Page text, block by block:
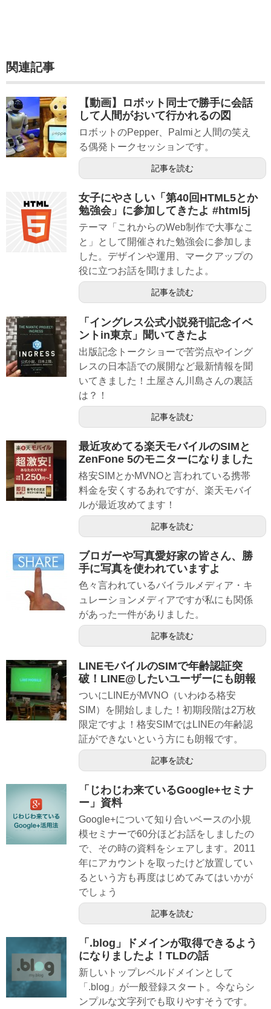
関連記事
【動画】ロボット同士で勝手に会話
して人間がおいて行かれるの図
ロボットのPepper、Palmiと人間の笑え
る偶発トークセッションです。
記事を読む
女子にやさしい「第40回HTML5とか
勉強会」に参加してきたよ #html5j
テーマ「これからのWeb制作で大事なこ
と」として開催された勉強会に参加しま
した。デザインや運用、マークアップの
役に立つお話を聞けましたよ。
記事を読む
「イングレス公式小説発刊記念イベ
ントin東京」聞いてきたよ
出版記念トークショーで苦労点やイング
レスの日本語での展開など最新情報を聞
いてきました！土屋さん川島さんの裏話
は？！
記事を読む
最近攻めてる楽天モバイルのSIMと
ZenFone 5のモニターになりました
格安SIMとかMVNOと言われている携帯
料金を安くするあれですが、楽天モバイ
ルが最近攻めてます！
記事を読む
ブロガーや写真愛好家の皆さん、勝
手に写真を使われていますよ
色々言われているバイラルメディア・キ
ュレーションメディアですが私にも関係
があった一件がありました。
記事を読む
LINEモバイルのSIMで年齢認証突
破！LINE@したいユーザーにも朗報
ついにLINEがMVNO（いわゆる格安
SIM）を開始しました！初期段階は2万枚
限定ですよ！格安SIMではLINEの年齢認
証ができないという方にも朗報です。
記事を読む
「じわじわ来ているGoogle+セミナ
ー」資料
Google+について知り合いベースの小規
模セミナーで60分ほどお話をしましたの
で、その時の資料をシェアします。2011
年にアカウントを取ったけど放置してい
るという方も再度はじめてみてはいかが
でしょう
記事を読む
「.blog」ドメインが取得できるよう
になりましたよ！TLDの話
新しいトップレベルドメインとして
「.blog」が一般登録スタート。今ならシ
ンプルな文字列でも取りやすそうです。